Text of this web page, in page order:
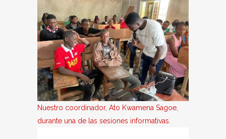
Nuestro coordinador, Ato Kwamena Sagoe,
durante una de las sesiones informativas.